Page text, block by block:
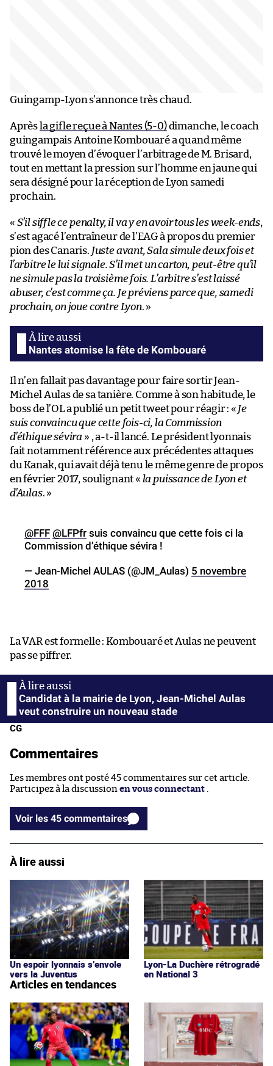
Guingamp-Lyon s’annonce très chaud.
Après la gifle reçue à Nantes (5-0)dimanche, le coach
guingampais Antoine Kombouaré a quand même
trouvé le moyen d’évoquer l’arbitrage de M. Brisard,
tout en mettant la pression sur l’homme en jaune qui
sera désigné pour la réception de Lyon samedi
prochain.
« S’il siffle ce penalty, il va y en avoir tous les week-ends,
s’est agacé l’entraîneur de l’EAG à propos du premier
pion des Canaris. Juste avant, Sala simule deux fois et
l’arbitre le lui signale. S’il met un carton, peut-être qu’il
ne simule pas la troisième fois. L’arbitre s’est laissé
abuser, c’est comme ça. Je préviens parce que, samedi
prochain, on joue contre Lyon. »
Nantes atomise la fête de Kombouaré
Il n’en fallait pas davantage pour faire sortir Jean-
Michel Aulas de sa tanière. Comme à son habitude, le
boss de l’OL a publié un petit tweet pour réagir : « Je
suis convaincu que cette fois-ci, la Commission
d’éthique sévira » , a-t-il lancé. Le président lyonnais
fait notamment référence aux précédentes attaques
du Kanak, qui avait déjà tenu le même genre de propos
en février 2017, soulignant « la puissance de Lyon et
d’Aulas. »
@FFF @LFPfr suis convaincu que cette fois ci la
Commission d’éthique sévira !
— Jean-Michel AULAS (@JM_Aulas) 5 novembre
2018
La VAR est formelle : Kombouaré et Aulas ne peuvent
pas se piffrer.
Candidat à la mairie de Lyon, Jean-Michel Aulas
veut construire un nouveau stade
CG
Commentaires
Les membres ont posté 45 commentaires sur cet article.
Participez à la discussion en vous connectant
Voir les 45 commentaires
À lire aussi
Un espoir lyonnais s’envole
vers la Juventus
Lyon-La Duchère rétrogradé
en National 3
Articles en tendances